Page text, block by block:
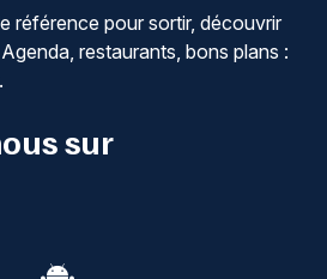
référence pour sortir, découvrir
restaurants, bons plans :
sur